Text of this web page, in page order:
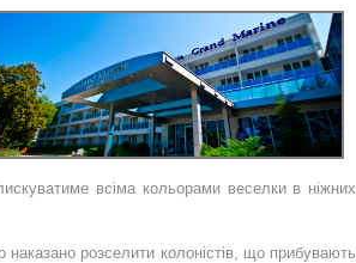
всіма кольорами веселки в ніжних
розселити колоністів, що прибувають